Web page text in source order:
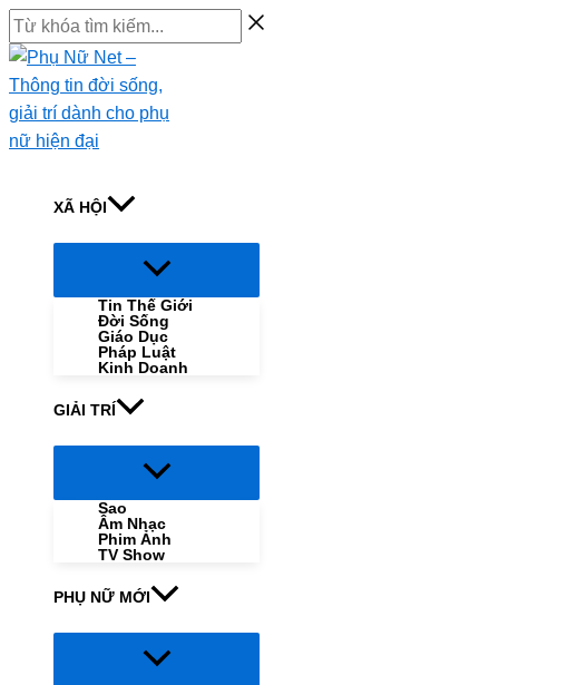
Skip
to
content
Từ
khóa
tìm
kiếm...
XÃ HỘI
Menu
Tin Thế Giới
Đời Sống
Giáo Dục
Pháp Luật
Kinh Doanh
GIẢI TRÍ
Menu
Sao
Âm Nhạc
Phim Ảnh
TV Show
PHỤ NỮ MỚI
Menu